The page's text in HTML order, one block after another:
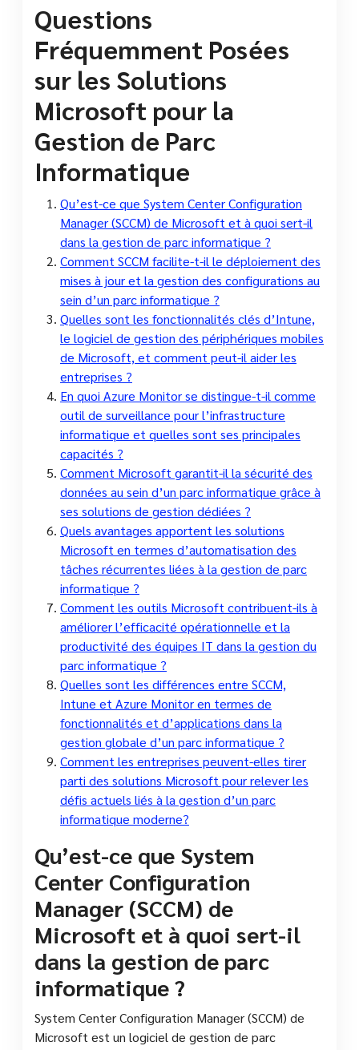
Questions
Fréquemment Posées
sur les Solutions
Microsoft pour la
Gestion de Parc
Informatique
Qu’est-ce que System Center Configuration
Manager (SCCM) de Microsoft et à quoi sert-il
dans la gestion de parc informatique ?
Comment SCCM facilite-t-il le déploiement des
mises à jour et la gestion des configurations au
sein d’un parc informatique ?
Quelles sont les fonctionnalités clés d’Intune,
le logiciel de gestion des périphériques mobiles
de Microsoft, et comment peut-il aider les
entreprises ?
En quoi Azure Monitor se distingue-t-il comme
outil de surveillance pour l’infrastructure
informatique et quelles sont ses principales
capacités ?
Comment Microsoft garantit-il la sécurité des
données au sein d’un parc informatique grâce à
ses solutions de gestion dédiées ?
Quels avantages apportent les solutions
Microsoft en termes d’automatisation des
tâches récurrentes liées à la gestion de parc
informatique ?
Comment les outils Microsoft contribuent-ils à
améliorer l’efficacité opérationnelle et la
productivité des équipes IT dans la gestion du
parc informatique ?
Quelles sont les différences entre SCCM,
Intune et Azure Monitor en termes de
fonctionnalités et d’applications dans la
gestion globale d’un parc informatique ?
Comment les entreprises peuvent-elles tirer
parti des solutions Microsoft pour relever les
défis actuels liés à la gestion d’un parc
informatique moderne?
Qu’est-ce que System
Center Configuration
Manager (SCCM) de
Microsoft et à quoi sert-il
dans la gestion de parc
informatique ?
System Center Configuration Manager (SCCM) de
Microsoft est un logiciel de gestion de parc